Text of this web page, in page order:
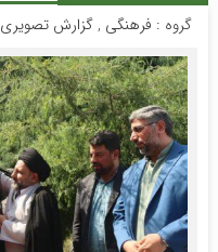
گروه : فرهنگی ,گزارش تصویری